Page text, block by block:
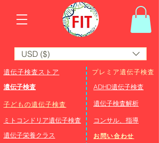
USD ($)
遺伝子検査ストア
遺伝子検査
子どもの遺伝子検査
ミトコンドリア遺伝子検査
遺伝子栄養クラス
プレミア遺伝子検査
ADHD遺伝子検査
​遺伝子検査解析
コンサル、指導
お問い合わせ